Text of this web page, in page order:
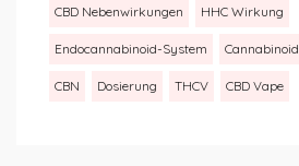
CBD Nebenwirkungen HHC Wirkung
Endocannabinoid-System Cannabinoid
CBN Dosierung THCV CBD Vape